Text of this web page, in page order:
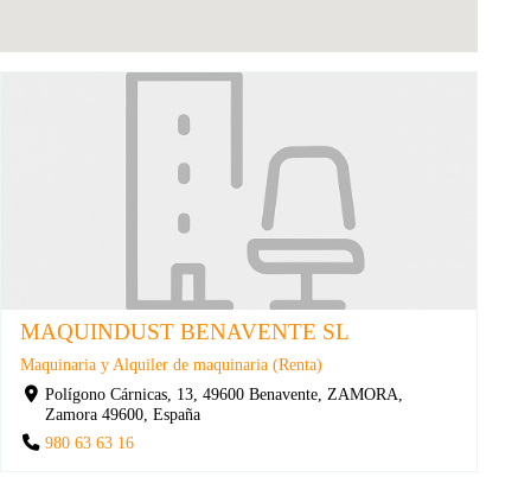
MAQUINDUST BENAVENTE SL
Maquinaria y Alquiler de maquinaria (Renta)
Polígono Cárnicas, 13, 49600 Benavente, ZAMORA,
Zamora 49600, España
980 63 63 16